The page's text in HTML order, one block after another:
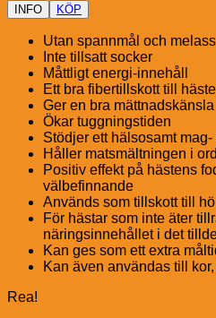
INFO KÖP
Utan spannmål och melass
Inte tillsatt socker
Måttligt energi-innehåll
Ett bra fibertillskott till
Ger en bra mättnadskänsla
Ökar tuggningstiden
Stödjer ett hälsosamt
Håller matsmältningen i
Positiv effekt på hästens
välbefinnande
Används som tillskott till hö
För hästar som inte äter
näringsinnehållet i det
Kan ges som ett extra
Kan även användas till
Rea!